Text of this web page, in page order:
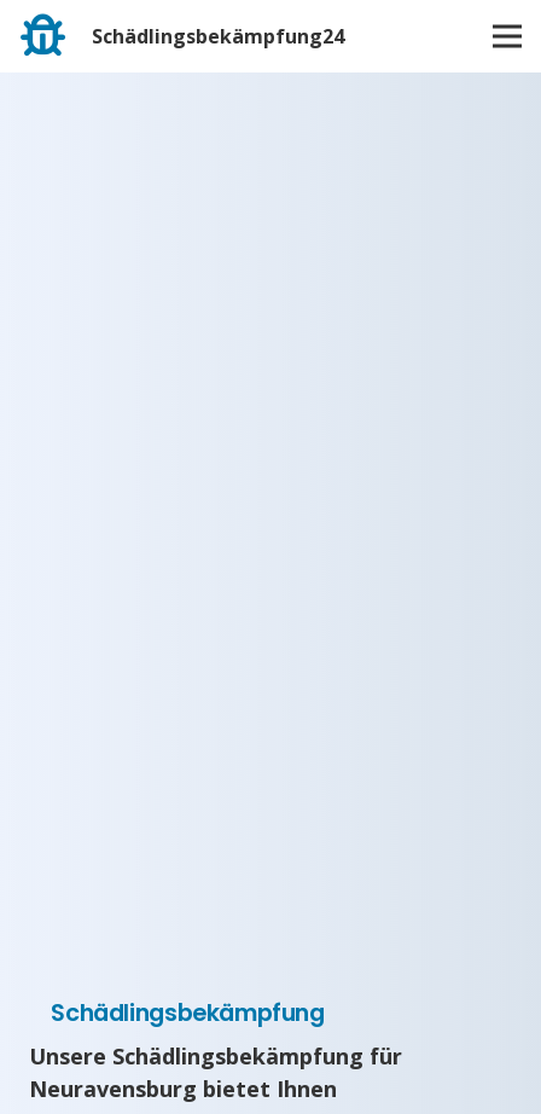
Schädlingsbekämpfung24
Schädlingsbekämpfung
Unsere Schädlingsbekämpfung für
Neuravensburg bietet Ihnen